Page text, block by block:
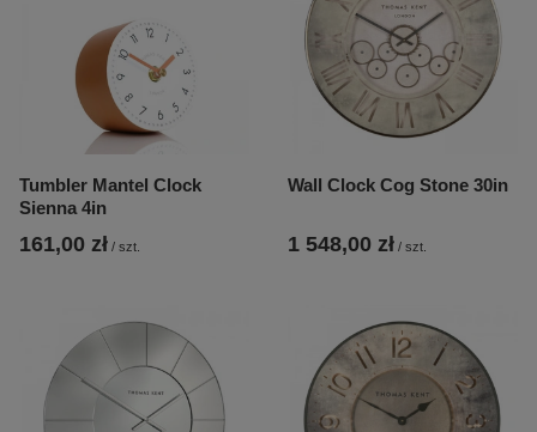
Tumbler Mantel Clock
Sienna 4in
161,00 zł / szt.
Wall Clock Cog Stone 30in
1 548,00 zł / szt.